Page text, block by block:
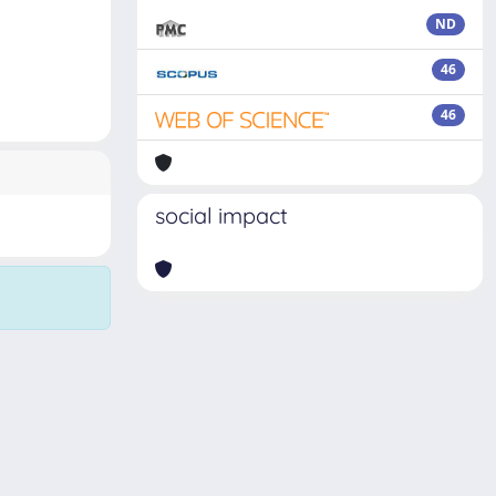
ND
46
46
social impact